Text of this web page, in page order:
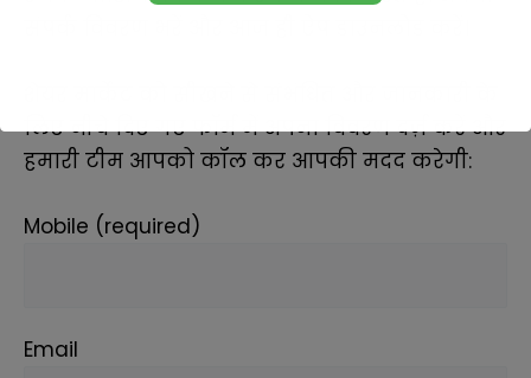
लिए नीचे दिए गए फॉर्म में अपना विवरण दर्ज़ करें और
हमारी टीम आपको कॉल कर आपकी मदद करेगी:
Mobile (required)
Email